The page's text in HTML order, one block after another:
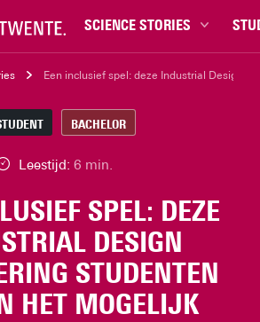
SCIENCE STORIES
Chiptechnologie
Gedrag & samenleving
Gezondheid
Natuurkunde & materialen
Robotica
Veiligheid
Een inclusief spel: deze Industrial Design
Leestijd: 6 min.
BACHELOR
SPEL: DEZE
DESIGN
STUDENTEN
HET MOGELIJK